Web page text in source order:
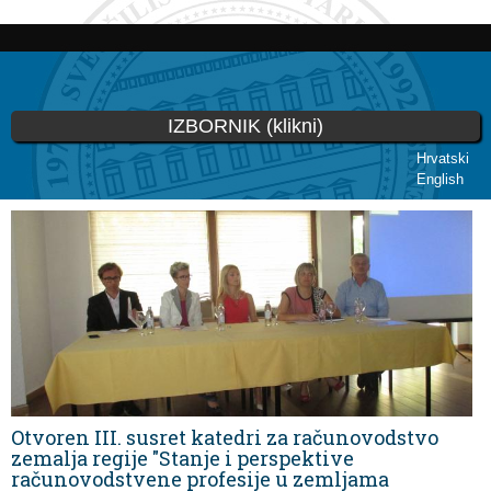
Skoči
glavni
sadržaj
Hrvatski
English
IZBORNIK (klikni)
Vi ste ovdje
Otvoren III. susret katedri za računovodstvo
zemalja regije "Stanje i perspektive
računovodstvene profesije u zemljama